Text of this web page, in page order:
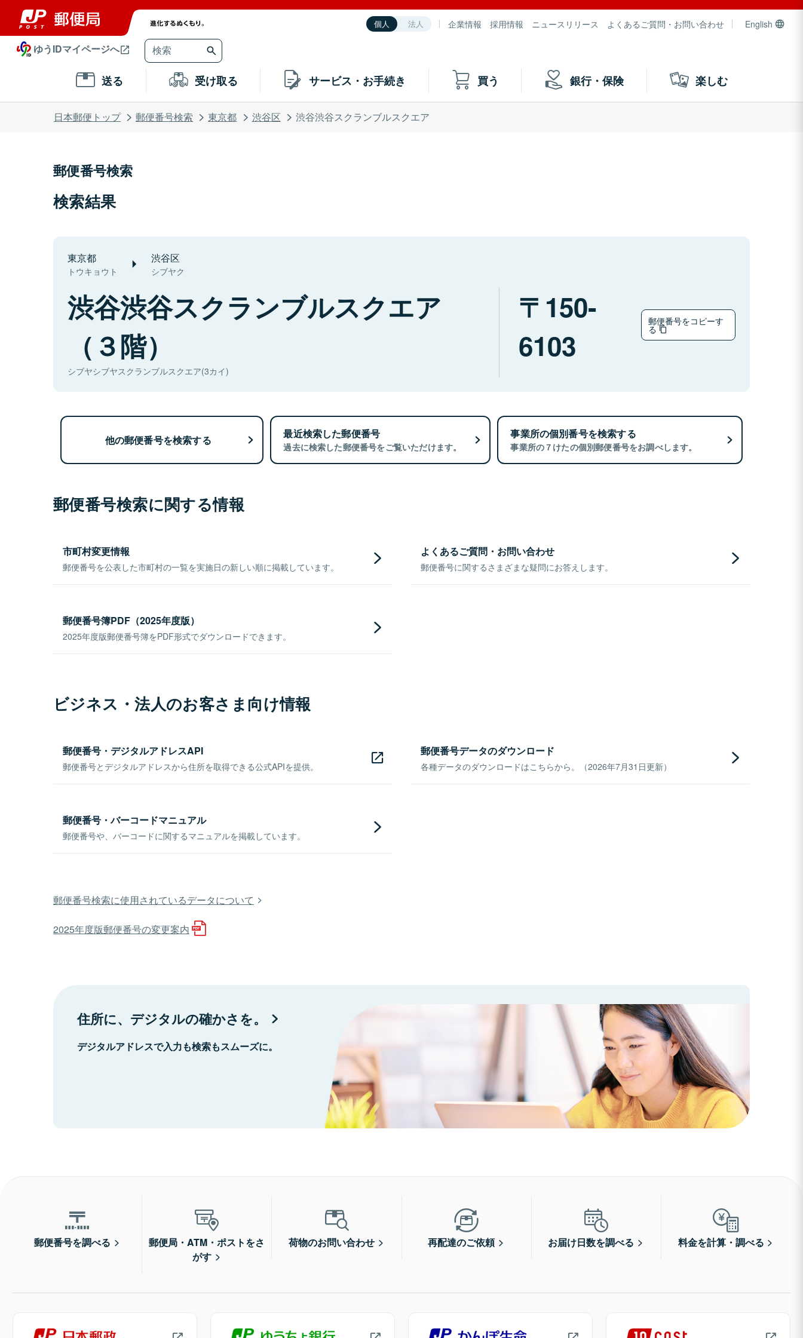
個人 法人 企業情報 採用情報 ニュースリリース よくあるご質問・お問い合わせ English
ゆうIDマイページへ
送る 受け取る サービス・お手続き 買う 銀行・保険 楽しむ
日本郵便トップ 郵便番号検索 東京都 渋谷区 渋谷渋谷スクランブルスクエア
郵便番号検索
検索結果
東京都
トウキョウト
渋谷区
シブヤク
渋谷渋谷スクランブルスクエア
（３階）
シブヤシブヤスクランブルスクエア(3カイ)
150-
6103
郵便番号をコピーす
る
他の郵便番号を検索する 最近検索した郵便番号
過去に検索した郵便番号をご覧いただけます。
事業所の個別番号を検索する
事業所の７けたの個別郵便番号をお調べします。
郵便番号検索に関する情報
市町村変更情報
郵便番号を公表した市町村の一覧を実施日の新しい順に掲載しています。
よくあるご質問・お問い合わせ
郵便番号に関するさまざまな疑問にお答えします。
郵便番号簿PDF（2025年度版）
2025年度版郵便番号簿をPDF形式でダウンロードできます。
ビジネス・法人のお客さま向け情報
郵便番号・デジタルアドレスAPI
郵便番号とデジタルアドレスから住所を取得できる公式APIを提供。
郵便番号データのダウンロード
各種データのダウンロードはこちらから。（2026年7月31日更新）
郵便番号・バーコードマニュアル
郵便番号や、バーコードに関するマニュアルを掲載しています。
郵便番号検索に使用されているデータについて
2025年度版郵便番号の変更案内
住所に、デジタルの確かさを。
デジタルアドレスで入力も検索もスムーズに。
郵便番号を調べる
郵便局・ATM・ポストをさ
がす
荷物のお問い合わせ 再配達のご依頼 お届け日数を調べる 料金を計算・調べる